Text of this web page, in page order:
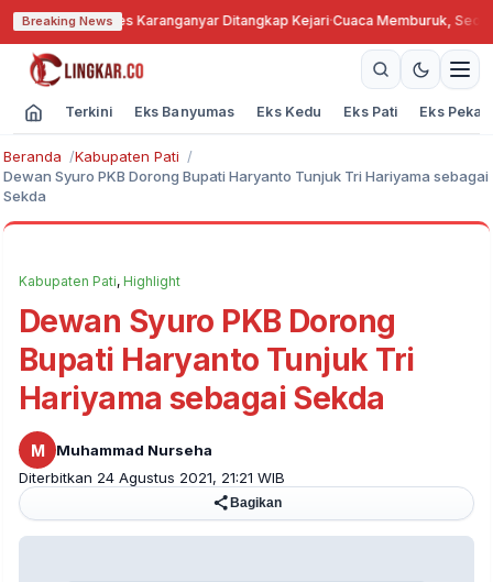
Breaking NewsKades Karanganyar Ditangkap Kejari·Cuaca Memburuk, Seorang
Terkini Eks Banyumas Eks Kedu Eks Pati Eks
Beranda
Kabupaten Pati
Dewan Syuro PKB Dorong Bupati Haryanto Tunjuk Tri Hariyama sebagai
Sekda
Kabupaten Pati, Highlight
Dewan Syuro PKB Dorong
Bupati Haryanto Tunjuk Tri
Hariyama sebagai Sekda
M
Muhammad Nurseha
Diterbitkan 24 Agustus 2021, 21:21 WIB
Bagikan